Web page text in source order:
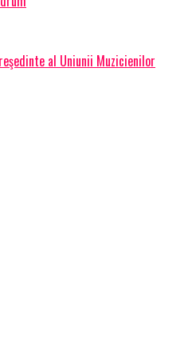
al Uniunii Muzicienilor